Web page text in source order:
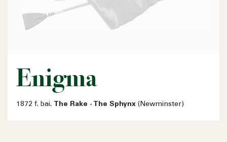
Enigma
1872 f. bai. The Rake - The Sphynx (Newminster)